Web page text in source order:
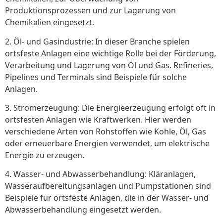
Produktionsprozessen und zur Lagerung von
Chemikalien eingesetzt.
2. Öl- und Gasindustrie: In dieser Branche spielen
ortsfeste Anlagen eine wichtige Rolle bei der Förderung,
Verarbeitung und Lagerung von Öl und Gas. Refineries,
Pipelines und Terminals sind Beispiele für solche
Anlagen.
3. Stromerzeugung: Die Energieerzeugung erfolgt oft in
ortsfesten Anlagen wie Kraftwerken. Hier werden
verschiedene Arten von Rohstoffen wie Kohle, Öl, Gas
oder erneuerbare Energien verwendet, um elektrische
Energie zu erzeugen.
4. Wasser- und Abwasserbehandlung: Kläranlagen,
Wasseraufbereitungsanlagen und Pumpstationen sind
Beispiele für ortsfeste Anlagen, die in der Wasser- und
Abwasserbehandlung eingesetzt werden.